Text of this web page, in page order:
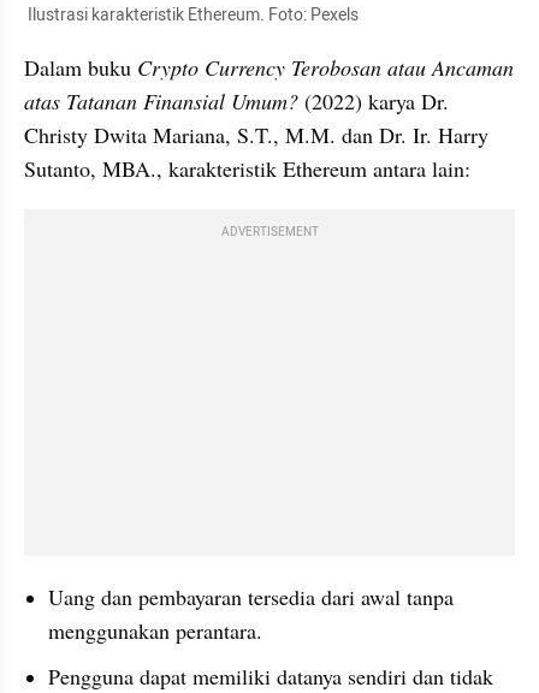
Ilustrasi karakteristik Ethereum. Foto: Pexels
Dalam buku Crypto Currency Terobosan atau Ancaman
atas Tatanan Finansial Umum? (2022) karya Dr.
Christy Dwita Mariana, S.T., M.M. dan Dr. Ir. Harry
Sutanto, MBA., karakteristik Ethereum antara lain:
ADVERTISEMENT
Uang dan pembayaran tersedia dari awal tanpa
menggunakan perantara.
Pengguna dapat memiliki datanya sendiri dan tidak